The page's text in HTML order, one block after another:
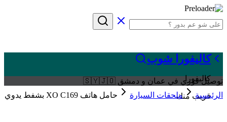
كاليفورا شوب
كاليفورا
قريب منك
توصيل فوري في عمان و دمشق 🇸🇾🇯🇴
الرئيسية
ملحقات السيارة حامل هاتف XO C169 بشفط يدوي